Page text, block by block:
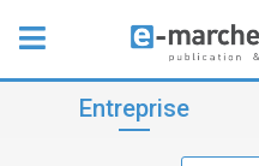
Entreprise